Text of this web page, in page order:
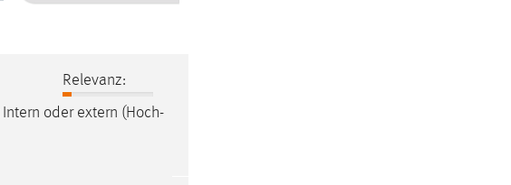
Relevanz:
Intern oder extern (Hoch-